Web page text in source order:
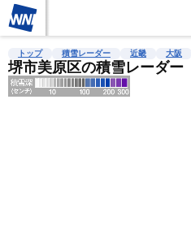
雨雲レーダー 台風情報 地震情報
トップ 積雪レーダー 近畿 大阪
堺市美原区の積雪レーダー